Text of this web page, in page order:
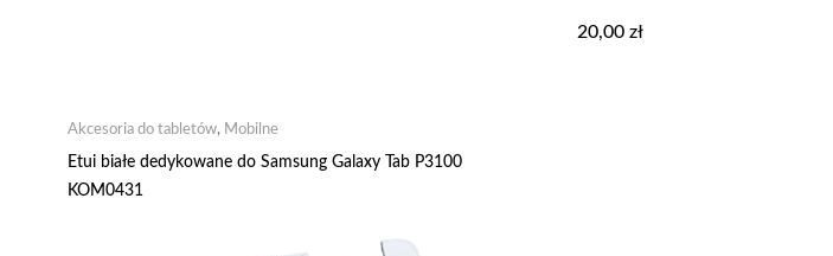
20,00 zł
Akcesoria do tabletów, Mobilne
Etui białe dedykowane do Samsung Galaxy Tab P3100
KOM0431